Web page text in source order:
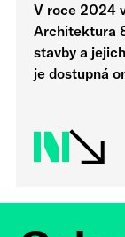
V roce 2024
Architektura
stavby a
je dostupná